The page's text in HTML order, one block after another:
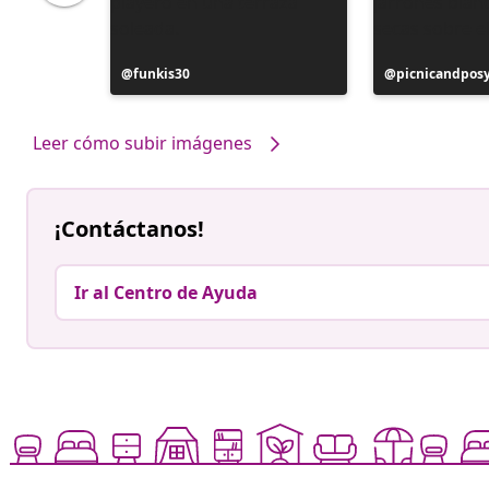
Publicación
realizada
funkis30
Publicación
realizada
Leer cómo subir imágenes
¡Contáctanos!
Ir al Centro de Ayuda